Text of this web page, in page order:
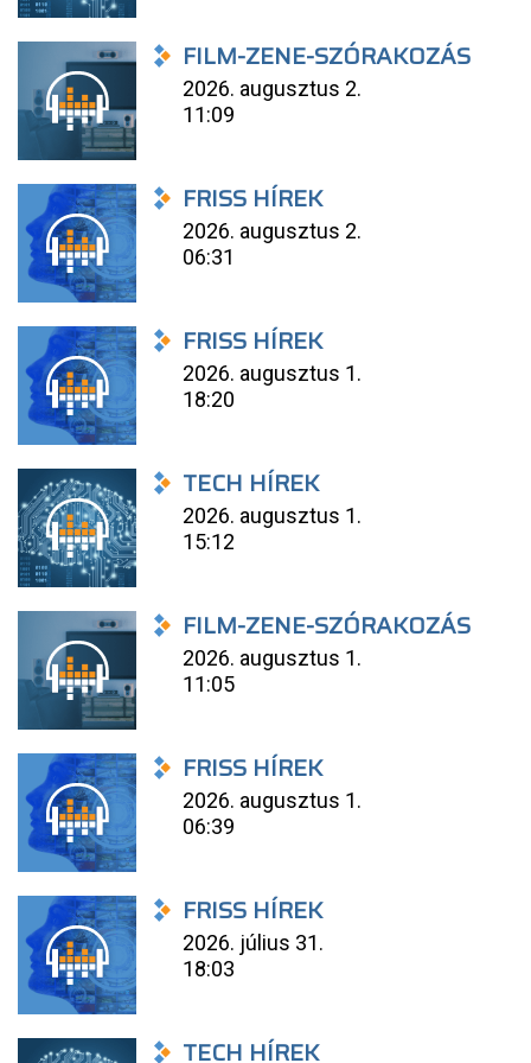
FILM-ZENE-SZÓRAKOZÁS
2026. augusztus 2.
11:09
FRISS HÍREK
2026. augusztus 2.
06:31
FRISS HÍREK
2026. augusztus 1.
18:20
TECH HÍREK
2026. augusztus 1.
15:12
FILM-ZENE-SZÓRAKOZÁS
2026. augusztus 1.
11:05
FRISS HÍREK
2026. augusztus 1.
06:39
FRISS HÍREK
2026. július 31.
18:03
TECH HÍREK